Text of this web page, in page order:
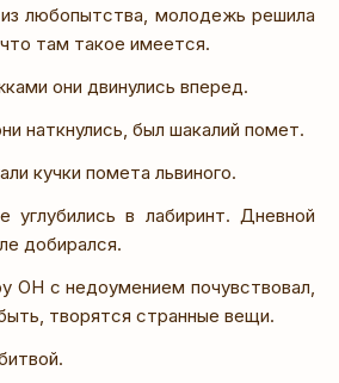
любопытства, молодежь решила
там такое имеется.
они двинулись вперед.
наткнулись, был шакалий помет.
кучки помета львиного.
в лабиринт. Дневной
добирался.
ОН с недоумением почувствовал,
творятся странные вещи.